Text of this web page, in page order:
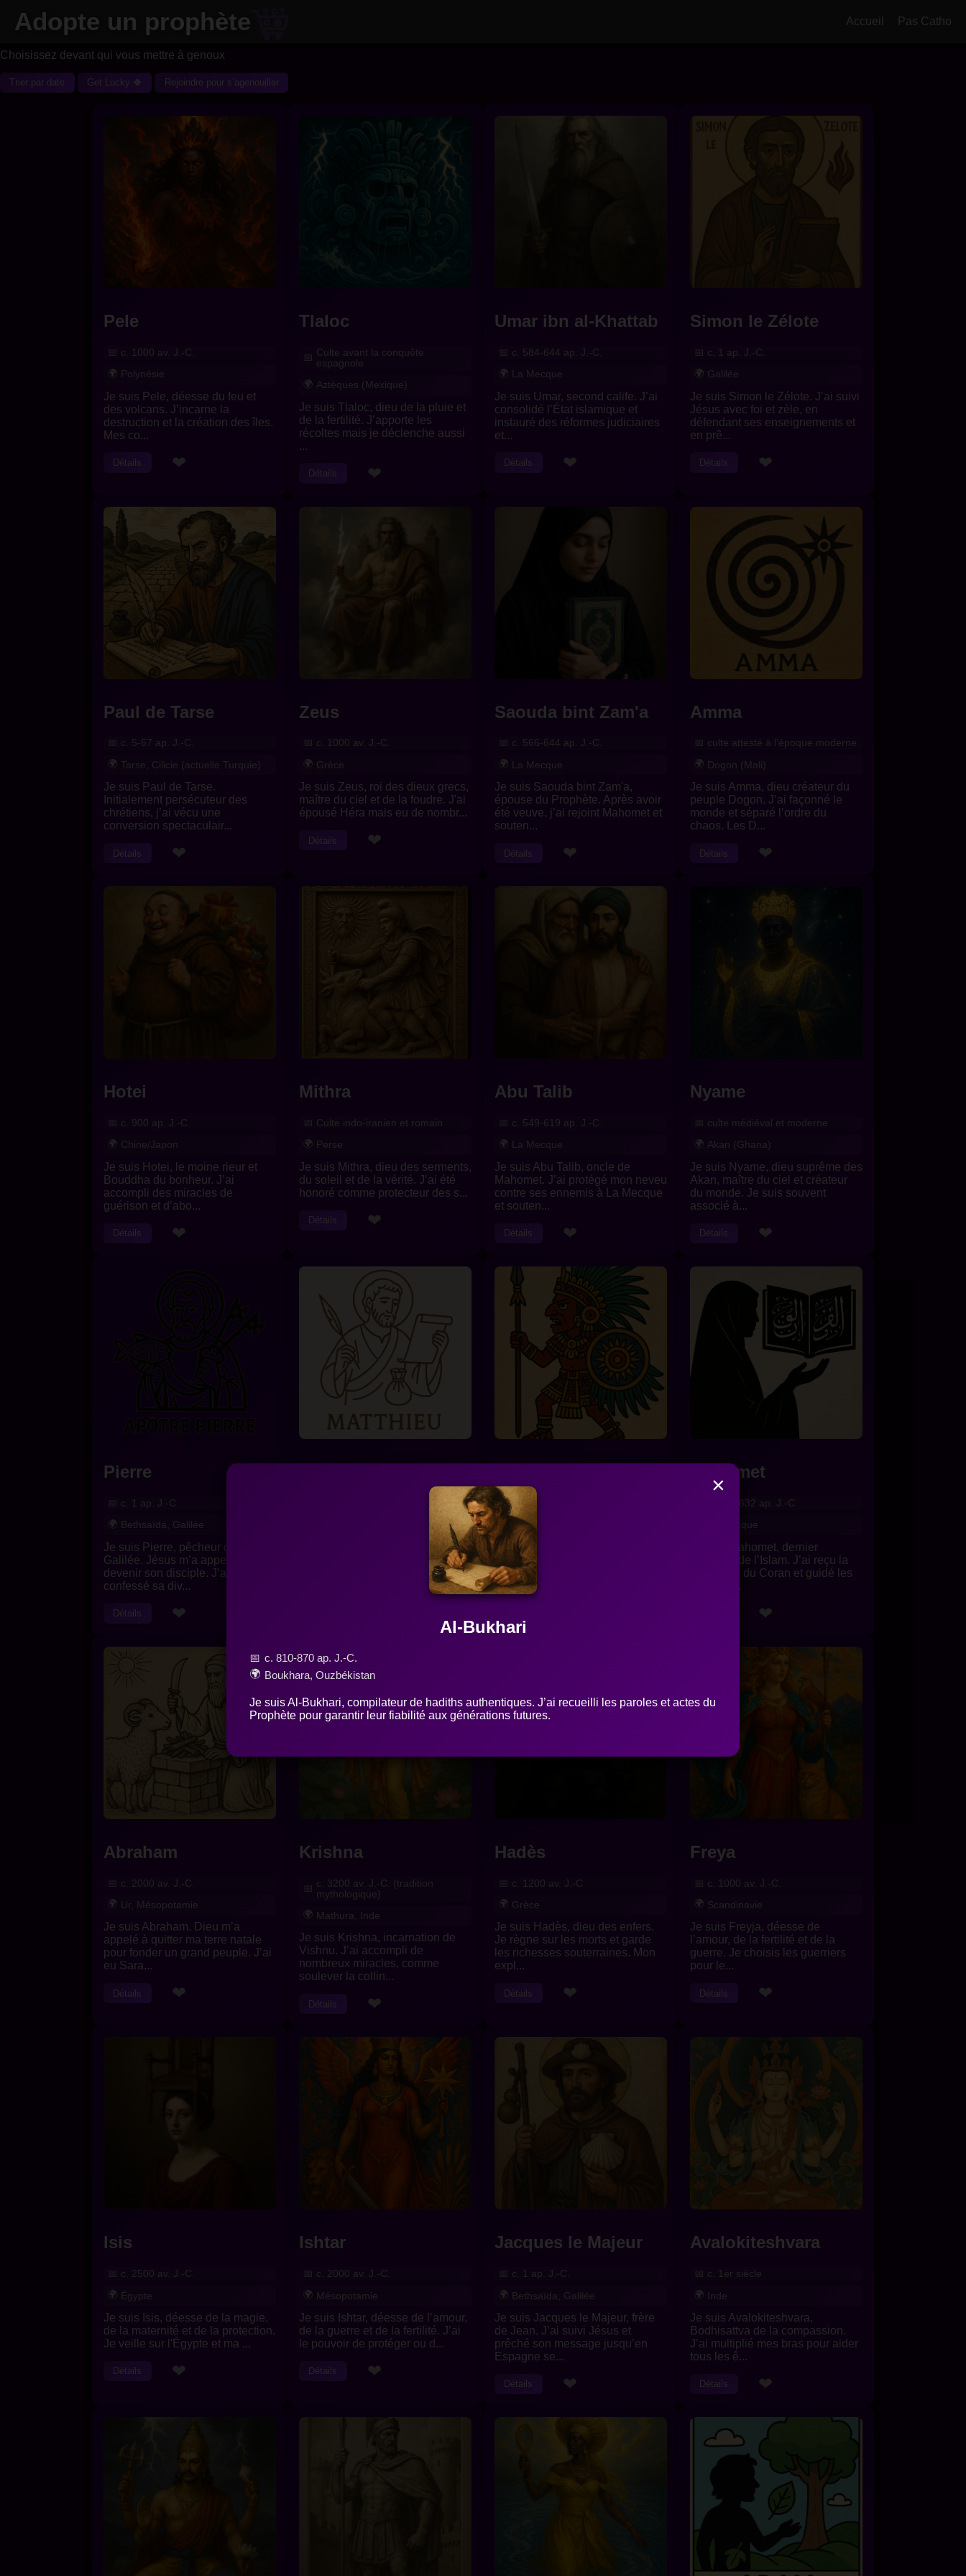
Adopte un prophète Accueil Pas Catho
Choisissez devant qui vous mettre à genoux
Trier par date Get Lucky 🍀 Rejoindre pour s’agenouiller
Pele
c. 1000 av. J.-C.
Polynésie
Je suis Pele, déesse du feu et
des volcans. J’incarne la
destruction et la création des îles.
Mes co...
Détails ❤
Tlaloc
Culte avant la conquête
espagnole
Aztèques (Mexique)
Je suis Tlaloc, dieu de la pluie et
de la fertilité. J’apporte les
récoltes mais je déclenche aussi
...
Détails ❤
Umar ibn al-Khattab
c. 584-644 ap. J.-C.
La Mecque
Je suis Umar, second calife. J’ai
consolidé l’État islamique et
instauré des réformes judiciaires
et...
Détails ❤
Simon le Zélote
c. 1 ap. J.-C.
Galilée
Je suis Simon le Zélote. J’ai suivi
Jésus avec foi et zèle, en
défendant ses enseignements et
en prê...
Détails ❤
Paul de Tarse
c. 5-67 ap. J.-C.
Tarse, Cilicie (actuelle Turquie)
Je suis Paul de Tarse.
Initialement persécuteur des
chrétiens, j’ai vécu une
conversion spectaculair...
Détails ❤
Zeus
c. 1000 av. J.-C.
Grèce
Je suis Zeus, roi des dieux grecs,
maître du ciel et de la foudre. J'ai
épousé Héra mais eu de nombr...
Détails ❤
Saouda bint Zam'a
c. 566-644 ap. J.-C.
La Mecque
Je suis Saouda bint Zam'a,
épouse du Prophète. Après avoir
été veuve, j’ai rejoint Mahomet et
souten...
Détails ❤
Amma
culte attesté à l’époque moderne
Dogon (Mali)
Je suis Amma, dieu créateur du
peuple Dogon. J’ai façonné le
monde et séparé l’ordre du
chaos. Les D...
Détails ❤
Hotei
c. 900 ap. J.-C.
Chine/Japon
Je suis Hotei, le moine rieur et
Bouddha du bonheur. J’ai
accompli des miracles de
guérison et d’abo...
Détails ❤
Mithra
Culte indo-iranien et romain
Perse
Je suis Mithra, dieu des serments,
du soleil et de la vérité. J’ai été
honoré comme protecteur des s...
Détails ❤
Abu Talib
c. 549-619 ap. J.-C.
La Mecque
Je suis Abu Talib, oncle de
Mahomet. J’ai protégé mon neveu
contre ses ennemis à La Mecque
et souten...
Détails ❤
Nyame
culte médiéval et moderne
Akan (Ghana)
Je suis Nyame, dieu suprême des
Akan, maître du ciel et créateur
du monde. Je suis souvent
associé à...
Détails ❤
Pierre
c. 1 ap. J.-C.
Bethsaïda, Galilée
Je suis Pierre, pêcheur de
Galilée. Jésus m’a appelé pour
devenir son disciple. J’ai
confessé sa div...
Détails ❤
Je suis Matthieu, collecteur
d’impôts avant de suivre Jésus.
c. 14ᵉ siècle ap. J.-C. (culte)
Civilisation aztèque (Mexique)
Je suis Huitzilopochtli, dieu de la
guerre et du Soleil. Je guidais les
Aztèques dans leurs conquête...
Détails
Mahomet
c. 570-632 ap. J.-C.
La Mecque
Je suis Mahomet, dernier
prophète de l’Islam. J’ai reçu la
révélation du Coran et guidé les
croyants...
❤
Abraham
c. 2000 av. J.-C.
Ur, Mésopotamie
Je suis Abraham. Dieu m’a
appelé à quitter ma terre natale
pour fonder un grand peuple. J’ai
eu Sara...
Détails ❤
Krishna
c. 3200 av. J.-C. (tradition
mythologique)
Mathura, Inde
Je suis Krishna, incarnation de
Vishnu. J’ai accompli de
nombreux miracles, comme
soulever la collin...
Détails ❤
Hadès
c. 1200 av. J.-C.
Grèce
Je suis Hadès, dieu des enfers.
Je règne sur les morts et garde
les richesses souterraines. Mon
expl...
Détails ❤
Freya
c. 1000 av. J.-C.
Scandinavie
Je suis Freyja, déesse de
l’amour, de la fertilité et de la
guerre. Je choisis les guerriers
pour le...
Détails ❤
Isis
c. 2500 av. J.-C.
Égypte
Je suis Isis, déesse de la magie,
de la maternité et de la protection.
Je veille sur l'Égypte et ma ...
Détails ❤
Ishtar
c. 2000 av. J.-C.
Mésopotamie
Je suis Ishtar, déesse de l’amour,
de la guerre et de la fertilité. J’ai
le pouvoir de protéger ou d...
Détails ❤
Jacques le Majeur
c. 1 ap. J.-C.
Bethsaïda, Galilée
Je suis Jacques le Majeur, frère
de Jean. J’ai suivi Jésus et
prêché son message jusqu’en
Espagne se...
Détails ❤
Avalokiteshvara
c. 1er siècle
Inde
Je suis Avalokiteshvara,
Bodhisattva de la compassion.
J’ai multiplié mes bras pour aider
tous les ê...
Détails ❤
×
Al-Bukhari
c. 810-870 ap. J.-C.
Boukhara, Ouzbékistan
Je suis Al-Bukhari, compilateur de hadiths authentiques. J’ai recueilli les paroles et actes du
Prophète pour garantir leur fiabilité aux générations futures.